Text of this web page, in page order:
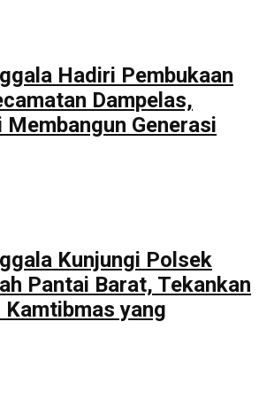
Hadiri Pembukaan
Dampelas,
Generasi
Kunjungi Polsek
Pantai Barat, Tekankan
Kamtibmas yang